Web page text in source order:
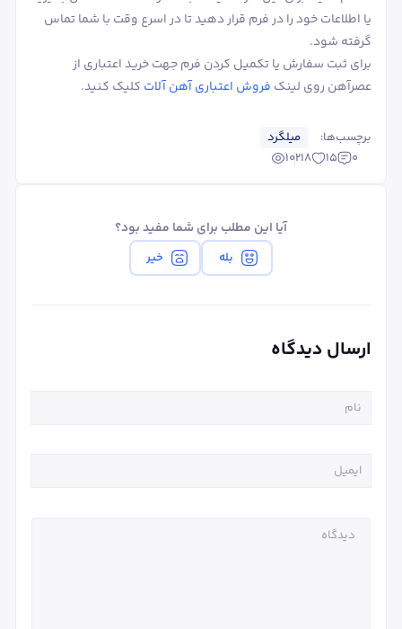
یا اطلاعات خود را در فرم قرار دهید تا در اسرع وقت با شما تماس
گرفته شود.
برای ثبت سفارش یا تکمیل کردن فرم جهت خرید اعتباری از
عصرآهن روی لینک فروش اعتباری آهن آلات کلیک کنید.
برچسب‌ها:
میلگرد
0
15
10218
آیا این مطلب برای شما مفید بود؟
بله خیر
ارسال دیدگاه